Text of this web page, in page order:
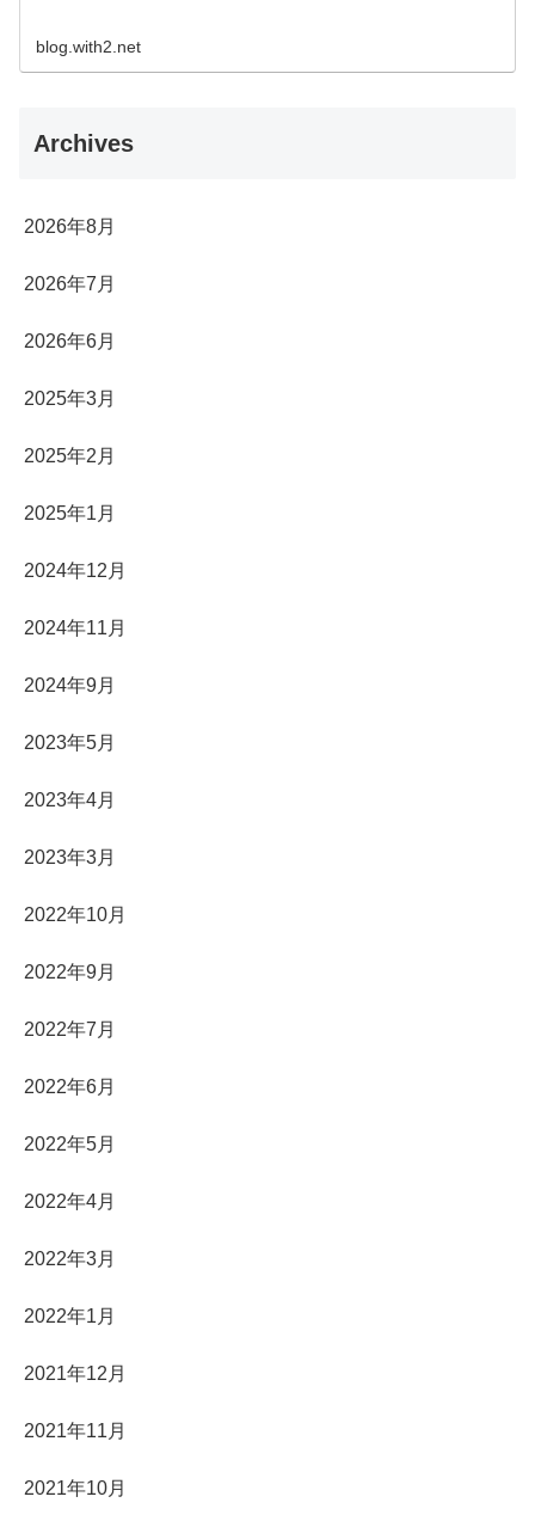
blog.with2.net
Archives
2026年8月
2026年7月
2026年6月
2025年3月
2025年2月
2025年1月
2024年12月
2024年11月
2024年9月
2023年5月
2023年4月
2023年3月
2022年10月
2022年9月
2022年7月
2022年6月
2022年5月
2022年4月
2022年3月
2022年1月
2021年12月
2021年11月
2021年10月